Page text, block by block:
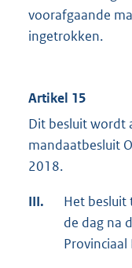
voorafgaande
ingetrokken.
Artikel 15
Dit besluit wordt
mandaatbesluit
2018.
III.
Het besluit
de dag na